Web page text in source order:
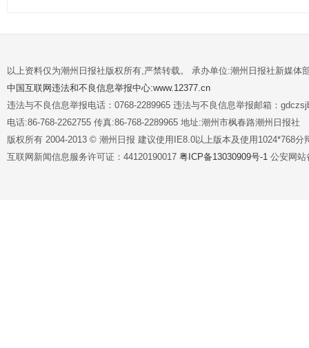
以上资料仅为潮州日报社版权所有,严禁转载。 承办单位:潮州日报社新媒体
中国互联网违法和不良信息举报中心:www.12377.cn
违法与不良信息举报电话：0768-2289965 违法与不良信息举报邮箱：
电话:86-768-2262755 传真:86-768-2289965 地址:潮州市枫春路潮州日报社
版权所有 2004-2013 © 潮州日报 建议使用IE8.0以上版本及使用1024*768分
互联网新闻信息服务许可证：44120190017 粤ICP备13030909号-1 公安网站